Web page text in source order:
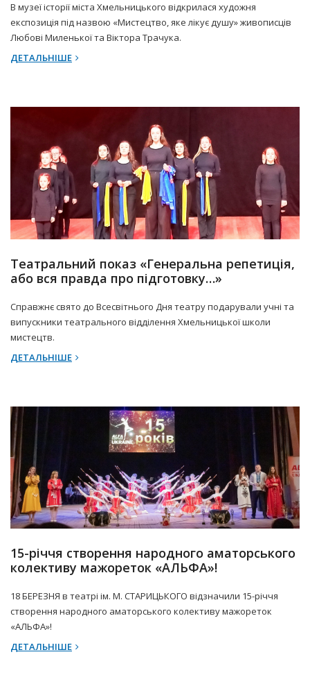
В музеї історії міста Хмельницького відкрилася художня
експозиція під назвою «Мистецтво, яке лікує душу» живописців
Любові Миленької та Віктора Трачука.
ДЕТАЛЬНІШЕ
21 Березня 2025 р. Прес-центр
Театральний показ «Генеральна репетиція,
або вся правда про підготовку…»
Справжнє свято до Всесвітнього Дня театру подарували учні та
випускники театрального відділення Хмельницької школи
мистецтв.
ДЕТАЛЬНІШЕ
21 Березня 2025 р. Прес-центр
15-річчя створення народного аматорського
колективу мажореток «АЛЬФА»!
18 БЕРЕЗНЯ в театрі ім. М. СТАРИЦЬКОГО відзначили 15-річчя
створення народного аматорського колективу мажореток
«АЛЬФА»!
ДЕТАЛЬНІШЕ